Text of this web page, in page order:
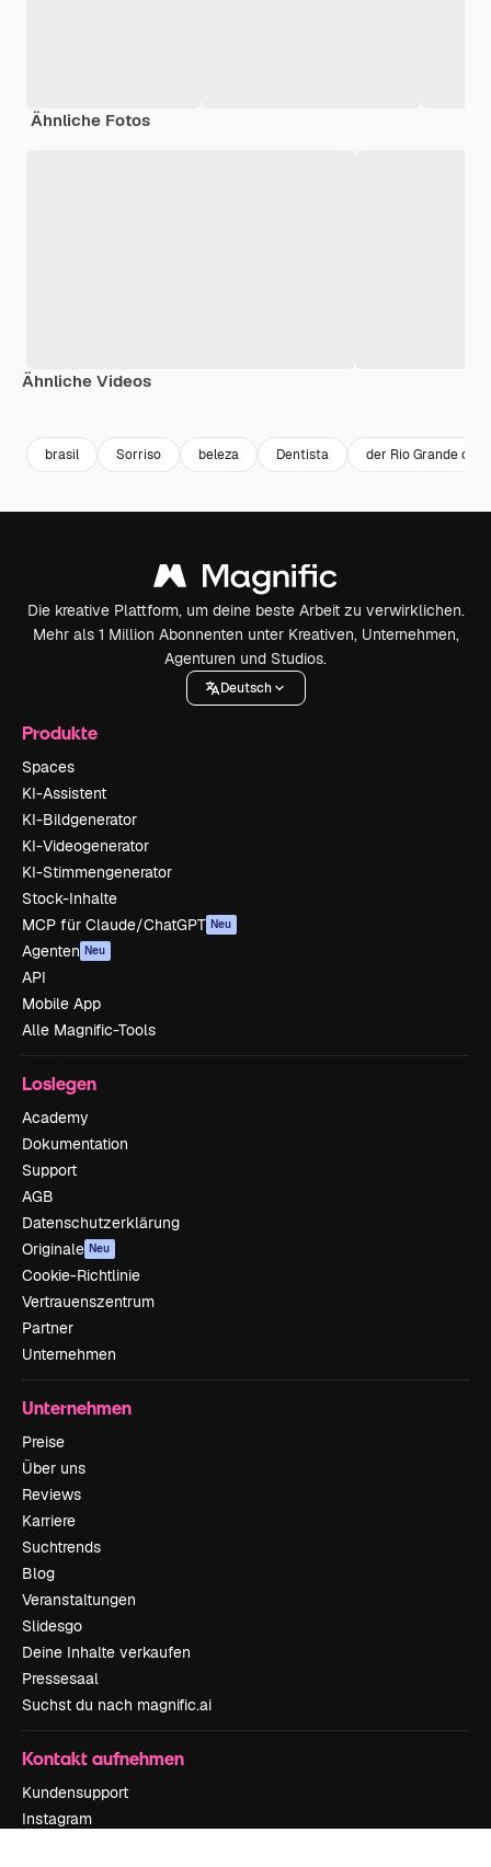
Ähnliche Fotos
Ähnliche Videos
brasil Sorriso beleza Dentista der Rio Grande do
Die kreative Plattform, um deine beste Arbeit zu verwirklichen.
Mehr als 1 Million Abonnenten unter Kreativen, Unternehmen,
Agenturen und Studios.
Deutsch
Produkte
Spaces
KI-Assistent
KI-Bildgenerator
KI-Videogenerator
KI-Stimmengenerator
Stock-Inhalte
MCP für Claude/ChatGPT Neu
Agenten Neu
API
Mobile App
Alle Magnific-Tools
Loslegen
Academy
Dokumentation
Support
AGB
Datenschutzerklärung
Originale Neu
Cookie-Richtlinie
Vertrauenszentrum
Partner
Unternehmen
Unternehmen
Preise
Über uns
Reviews
Karriere
Suchtrends
Blog
Veranstaltungen
Slidesgo
Deine Inhalte verkaufen
Pressesaal
Suchst du nach magnific.ai
Kontakt aufnehmen
Kundensupport
Instagram